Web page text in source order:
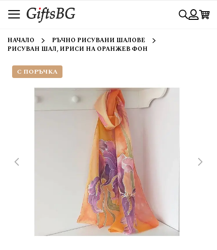
към
съдържанието
Търси
НАЧАЛО
РЪЧНО РИСУВАНИ ШАЛОВЕ
РИСУВАН ШАЛ, ИРИСИ НА ОРАНЖЕВ ФОН
С ПОРЪЧКА